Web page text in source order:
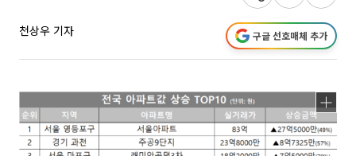
천상우 기자 구글 선호매체 추가